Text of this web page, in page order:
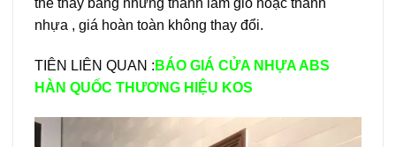
thể thay bằng những thanh lam gió hoặc thanh
nhựa , giá hoàn toàn không thay đổi.
TIÊN LIÊN QUAN : BÁO GIÁ CỬA NHỰA ABS
HÀN QUỐC THƯƠNG HIỆU KOS